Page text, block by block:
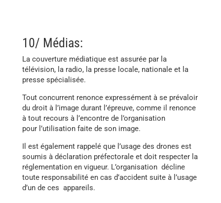
10/ Médias:
La couverture médiatique est assurée par la
télévision, la radio, la presse locale, nationale et la
presse spécialisée.
Tout concurrent renonce expressément à se prévaloir
du droit à l’image durant l’épreuve, comme il renonce
à tout recours à l’encontre de l’organisation
pour l’utilisation faite de son image.
Il est également rappelé que l’usage des drones est
soumis à déclaration préfectorale et doit respecter la
réglementation en vigueur. L’organisation décline
toute responsabilité en cas d’accident suite à l’usage
d’un de ces appareils.